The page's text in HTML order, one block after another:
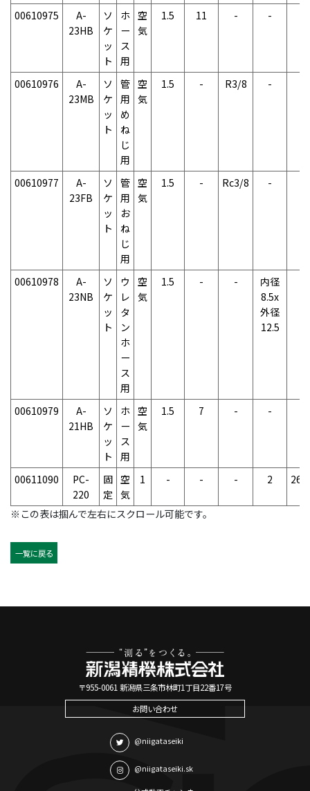
00610975
A-
23HB
ソ
ケ
ッ
ト
ホ
ー
ス
用
空
気
1.5 11 - -
00610976
A-
23MB
ソ
ケ
ッ
ト
管
用
め
ね
じ
用
空
気
1.5 - R3/8 -
00610977
A-
23FB
ソ
ケ
ッ
ト
管
用
お
ね
じ
用
空
気
1.5 - Rc3/8 -
00610978
A-
23NB
ソ
ケ
ッ
ト
ウ
レ
タ
ン
ホ
ー
ス
用
空
気
1.5 - -
内径
8.5x
外径
12.5
00610979
A-
21HB
ソ
ケ
ッ
ト
ホ
ー
ス
用
空
気
1.5 7 - -
00611090
PC-
220
固
定
空
気
1 - - - 2
※この表は掴んで左右にスクロール可能です。
一覧に戻る
〒955-0061 新潟県三条市林町1丁目22番17号
お問い合わせ
@niigataseiki
@niigataseiki.sk